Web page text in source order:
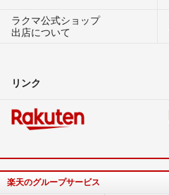
ラクマ公式ショップ
出店について
リンク
楽天のグループサービス